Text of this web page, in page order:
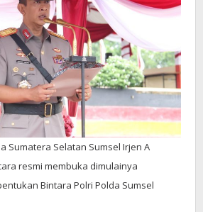
Betung
Sumatera Selatan Sumsel Irjen A
resmi membuka dimulainya
Bintara Polri Polda Sumsel